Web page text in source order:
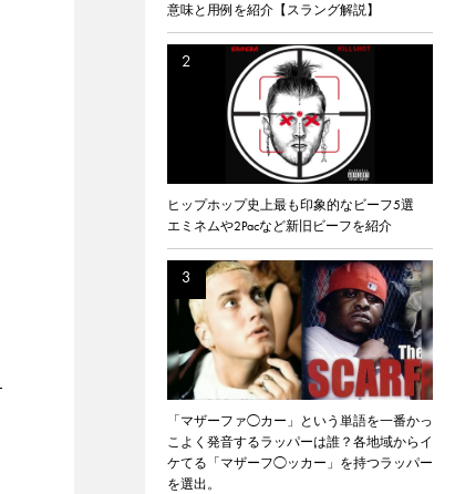
意味と用例を紹介【スラング解説】
ヒップホップ史上最も印象的なビーフ5選
エミネムや2Pacなど新旧ビーフを紹介
「マザーファ◯カー」という単語を一番かっ
こよく発音するラッパーは誰？各地域からイ
ケてる「マザーフ◯ッカー」を持つラッパー
を選出。